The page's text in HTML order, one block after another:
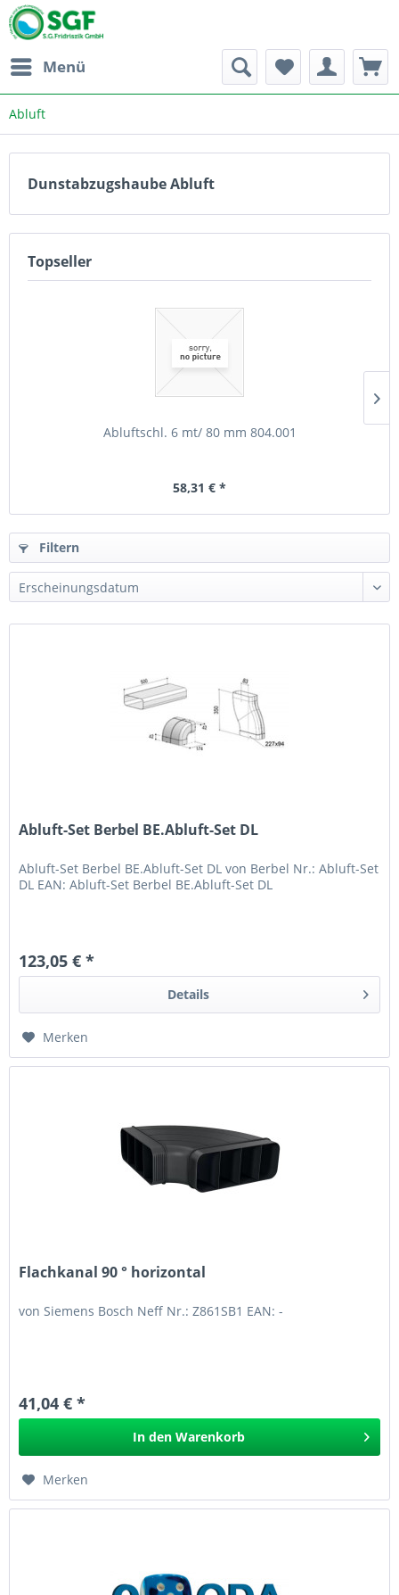
Menü
Abluft
Dunstabzugshaube Abluft
Topseller
Abluftschl. 6 mt/ 80 mm 804.001
58,31 € *
Filtern
Abluft-Set Berbel BE.Abluft-Set DL
Abluft-Set Berbel BE.Abluft-Set DL von Berbel Nr.: Abluft-Set
DL EAN: Abluft-Set Berbel BE.Abluft-Set DL
123,05 € *
Details
Merken
Flachkanal 90 ° horizontal
von Siemens Bosch Neff Nr.: Z861SB1 EAN: -
41,04 € *
In den Warenkorb
Merken